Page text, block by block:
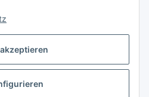
widerrufen